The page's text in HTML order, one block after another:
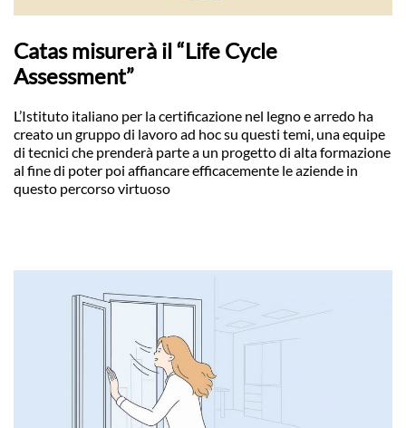
Catas misurerà il “Life Cycle
Assessment”
L’Istituto italiano per la certificazione nel legno e arredo ha
creato un gruppo di lavoro ad hoc su questi temi, una equipe
di tecnici che prenderà parte a un progetto di alta formazione
al fine di poter poi affiancare efficacemente le aziende in
questo percorso virtuoso